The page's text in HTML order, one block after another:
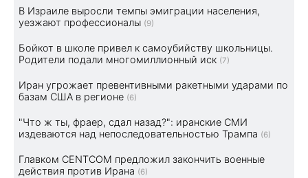
В Израиле выросли темпы эмиграции населения,
уезжают профессионалы (9)
Бойкот в школе привел к самоубийству школьницы.
Родители подали многомиллионный иск (7)
Иран угрожает превентивными ракетными ударами по
базам США в регионе (6)
"Что ж ты, фраер, сдал назад?": иранские СМИ
издеваются над непоследовательностью Трампа (6)
Главком CENTCOM предложил закончить военные
действия против Ирана (6)